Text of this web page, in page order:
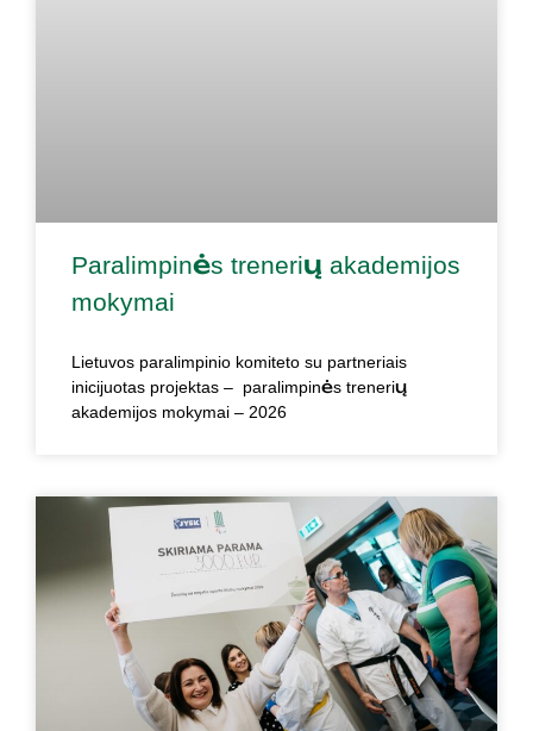
Paralimpinės trenerių akademijos
mokymai
Lietuvos paralimpinio komiteto su partneriais
inicijuotas projektas – paralimpinės trenerių
akademijos mokymai – 2026